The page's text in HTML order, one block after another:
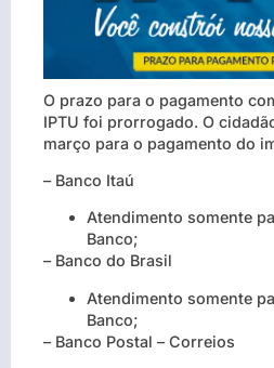
O prazo para o pagamento
IPTU foi prorrogado. O
março para o pagamento do
– Banco Itaú
Atendimento somente
Banco;
– Banco do Brasil
Atendimento somente
Banco;
– Banco Postal – Correios